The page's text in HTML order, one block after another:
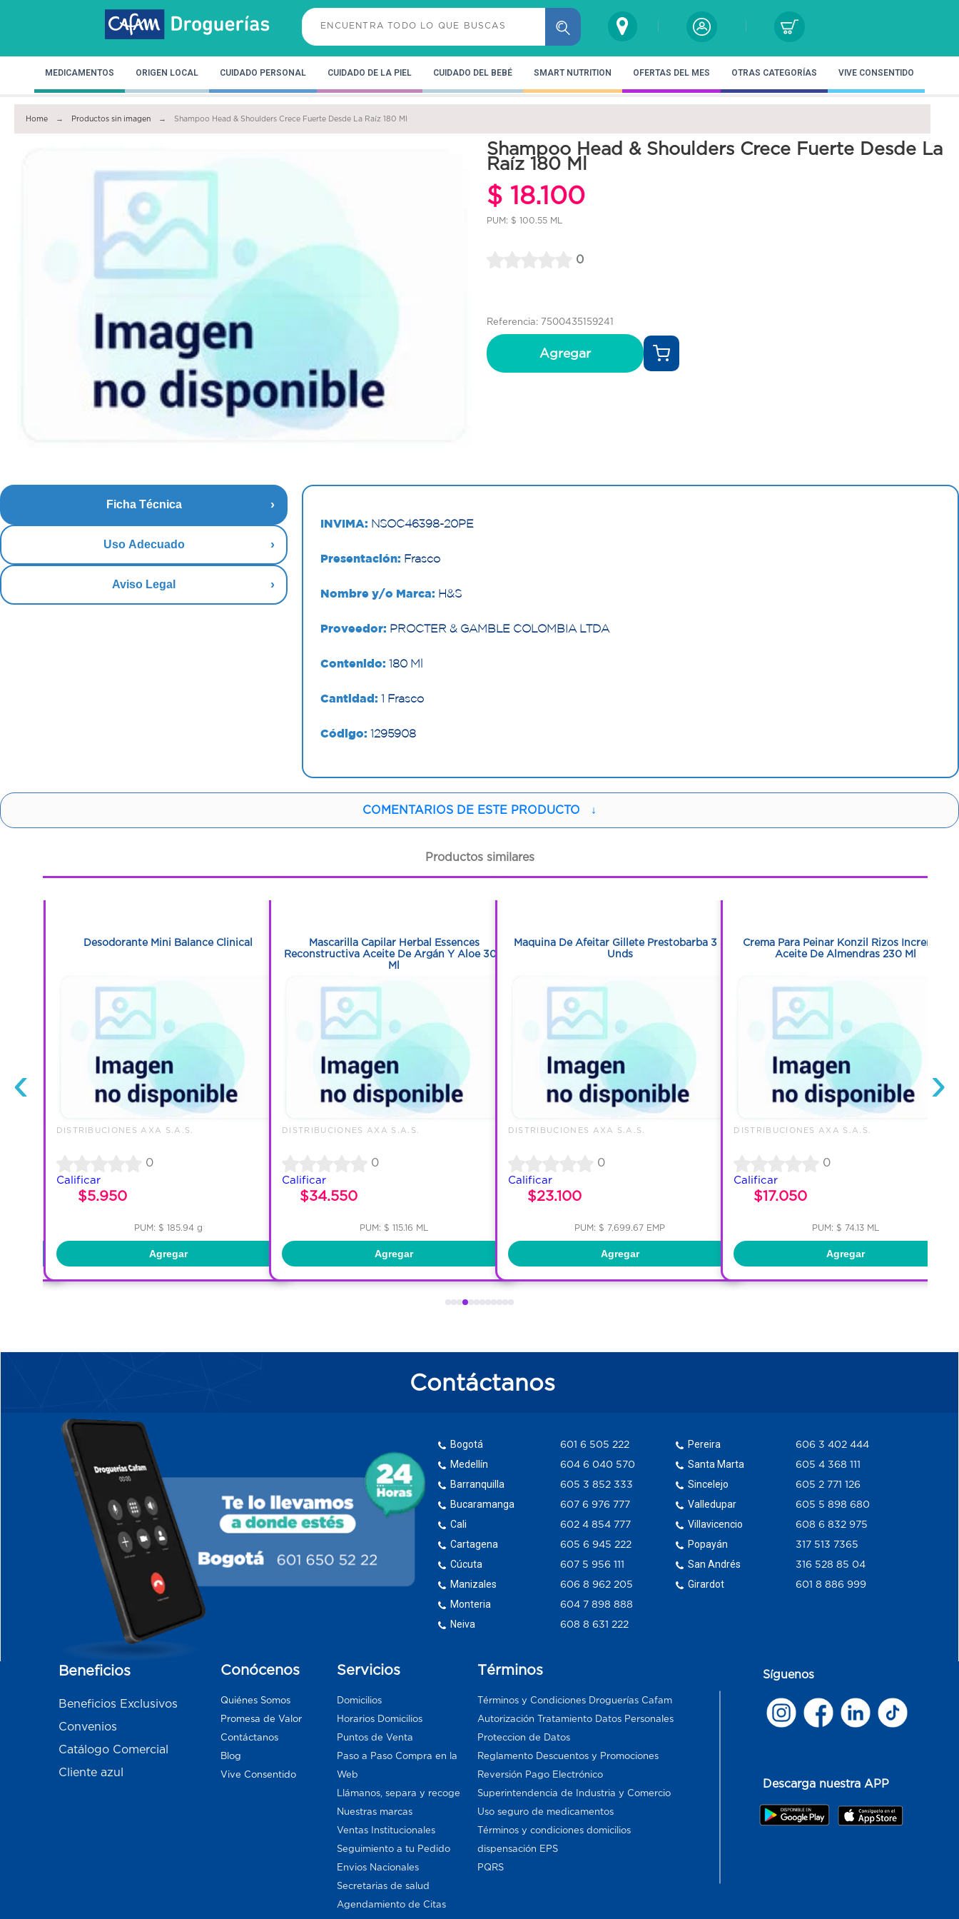
MEDICAMENTOS ORIGEN LOCAL CUIDADO PERSONAL CUIDADO DE LA PIEL CUIDADO DEL BEBÉ SMART NUTRITION OFERTAS DEL MES OTRAS CATEGORÍAS VIVE CONSENTIDO
Home Productos sin imagen Shampoo Head & Shoulders Crece Fuerte Desde La Raíz 180 Ml
Shampoo Head & Shoulders Crece Fuerte Desde La
Raíz 180 Ml
$ 18.100
PUM: $ 100.55 ML
0
Referencia: 7500435159241
Agregar
Ficha Técnica
Uso Adecuado
Aviso Legal
INVIMA: NSOC46398-20PE
Presentación: Frasco
Nombre y/o Marca: H&S
Proveedor: PROCTER & GAMBLE COLOMBIA LTDA
Contenido: 180 Ml
Cantidad: 1 Frasco
Código: 1295908
COMENTARIOS DE ESTE PRODUCTO ↓
Productos similares
‹
Desodorante Mini Balance Clinical
DISTRIBUCIONES AXA S.A.S.
0
Calificar
$5.950
PUM: $ 185.94 g
Agregar
Mascarilla Capilar Herbal Essences
Reconstructiva Aceite De Argán Y Aloe 300
Ml
DISTRIBUCIONES AXA S.A.S.
0
Calificar
$34.550
PUM: $ 115.16 ML
Agregar
Maquina De Afeitar Gillete Prestobarba 3 3
Unds
DISTRIBUCIONES AXA S.A.S.
0
Calificar
$23.100
PUM: $ 7,699.67 EMP
Agregar
Crema Para Peinar Konzil Rizos Increíbles
Aceite De Almendras 230 Ml
DISTRIBUCIONES AXA S.A.S.
0
Calificar
$17.050
PUM: $ 74.13 ML
Agregar
›
Contáctanos
Bogotá
Medellín
Barranquilla
Bucaramanga
Cali
Cartagena
Cúcuta
Manizales
Monteria
Neiva
601 6 505 222
604 6 040 570
605 3 852 333
607 6 976 777
602 4 854 777
605 6 945 222
607 5 956 111
606 8 962 205
604 7 898 888
608 8 631 222
Pereira
Santa Marta
Sincelejo
Valledupar
Villavicencio
Popayán
San Andrés
Girardot
606 3 402 444
605 4 368 111
605 2 771 126
605 5 898 680
608 6 832 975
317 513 7365
316 528 85 04
601 8 886 999
Beneficios
Beneficios Exclusivos
Convenios
Catálogo Comercial
Cliente azul
Conócenos
Quiénes Somos
Promesa de Valor
Contáctanos
Blog
Vive Consentido
Servicios
Domicilios
Horarios Domicilios
Puntos de Venta
Paso a Paso Compra en la
Web
Llámanos, separa y recoge
Nuestras marcas
Ventas Institucionales
Seguimiento a tu Pedido
Envios Nacionales
Secretarias de salud
Agendamiento de Citas
Términos
Términos y Condiciones Droguerías Cafam
Autorización Tratamiento Datos Personales
Proteccion de Datos
Reglamento Descuentos y Promociones
Reversión Pago Electrónico
Superintendencia de Industria y Comercio
Uso seguro de medicamentos
Términos y condiciones domicilios
dispensación EPS
PQRS
Síguenos
Descarga nuestra APP